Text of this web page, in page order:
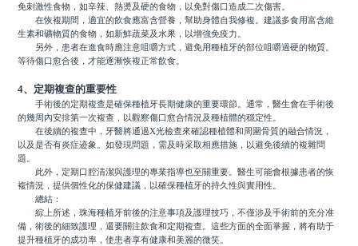
免刺激性食物，如辛辣、熱燙及硬的食物，以免對傷口造成二次傷害。
在恢複期間，適宜的飲食應富含營養，幫助身體自我修複。建議多食用富含維
生素和礦物質的食物，如新鮮蔬菜及水果，以增強免疫力。
另外，患者在進食時應注意咀嚼方式，避免用種植牙的部位咀嚼過硬的物質。
等待傷口愈合後，才能逐漸恢複正常飲食。
4、定期複查的重要性
手術後的定期複查是確保種植牙長期健康的重要環節。通常，醫生會在手術後
的幾周內安排第一次複查，以觀察傷口愈合情況及種植體的穩定性。
在後續的複查中，牙醫將通過X光檢查來確認種植體和周圍骨質的融合情況，
以及是否有炎症迹象。如發現問題，需及時采取相應措施，以避免後續的複雜問
題。
此外，定期口腔清潔與護理的專業指導也至關重要。醫生可能會根據患者的恢
複情況，提供個性化的保健建議，以確保種植牙的持久性與實用性。
總結：
綜上所述，珠海種植牙前後的注意事項及護理技巧，不僅涉及手術前的充分准
備，術後的細致護理，還要關注飲食和定期複查。這些方面的全面掌握，將有助于
提升種植牙的成功率，使患者享有健康和美麗的微笑。